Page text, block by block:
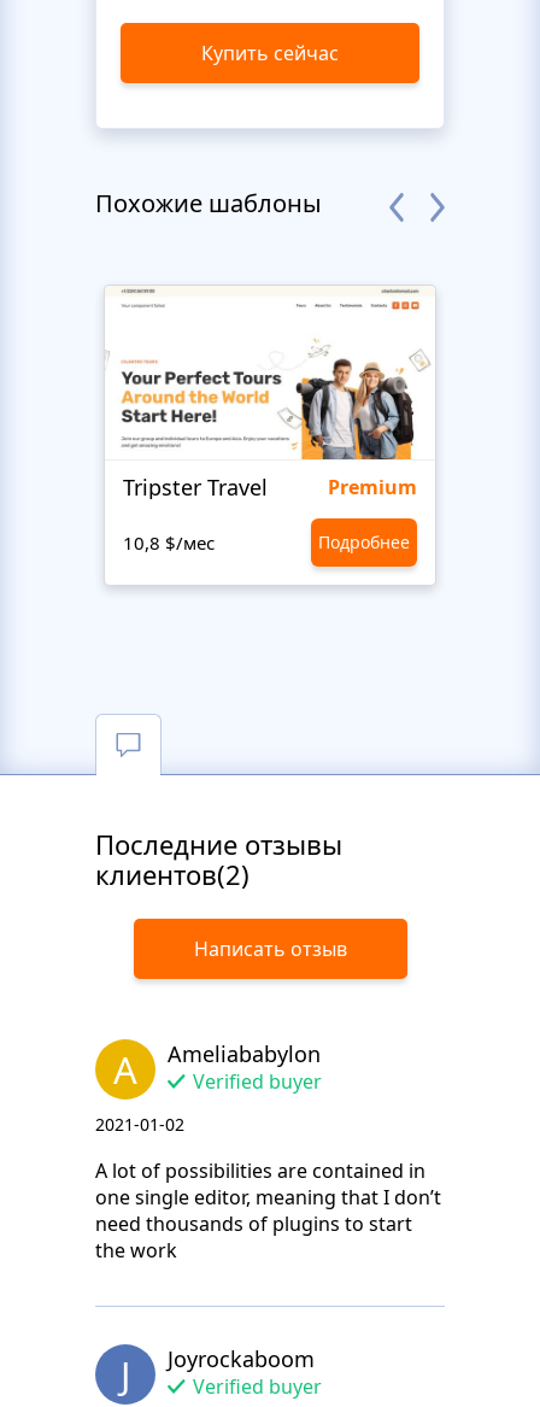
Купить сейчас
Похожие шаблоны
Tripster Travel Premium
10,8 $/мес Подробнее
Последние отзывы
клиентов(2)
Написать отзыв
A Ameliababylon
Verified buyer
2021-01-02
A lot of possibilities are contained in
one single editor, meaning that I don’t
need thousands of plugins to start
the work
J Joyrockaboom
Verified buyer